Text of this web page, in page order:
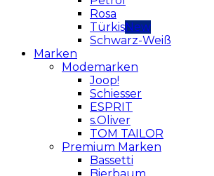
Rosa
Türkis
Schwarz-Weiß
Marken
Modemarken
Joop!
Schiesser
ESPRIT
s.Oliver
TOM TAILOR
Premium Marken
Bassetti